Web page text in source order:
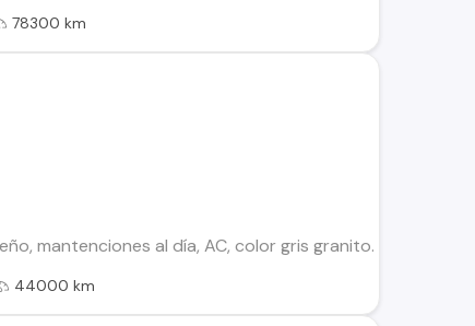
78300 km
mantenciones al día, AC, color gris granito.
44000 km